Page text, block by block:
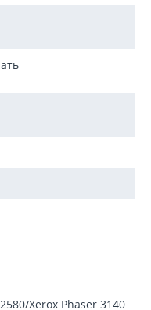
Xerox Phaser 3140